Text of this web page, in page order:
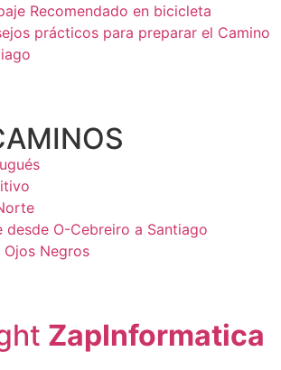
Recomendado en bicicleta
prácticos para preparar el Camino
desde O-Cebreiro a Santiago
Negros
ZapInformatica